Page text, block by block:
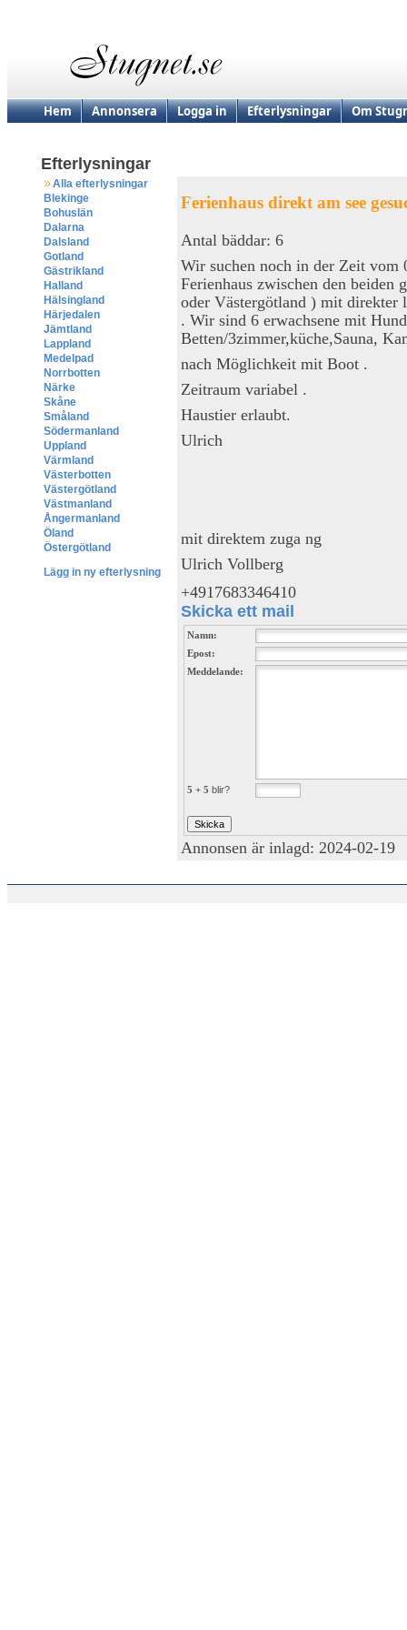
Hem Annonsera Logga in Efterlysningar Om
Efterlysningar
Alla efterlysningar
Blekinge
Bohuslän
Dalarna
Dalsland
Gotland
Gästrikland
Halland
Hälsingland
Härjedalen
Jämtland
Lappland
Medelpad
Norrbotten
Närke
Skåne
Småland
Södermanland
Uppland
Värmland
Västerbotten
Västergötland
Västmanland
Ångermanland
Öland
Östergötland
Lägg in ny efterlysning
Ferienhaus direkt am see
Antal bäddar: 6
Wir suchen noch in der Zeit vom
Ferienhaus zwischen den beiden
oder Västergötland ) mit direkter
. Wir sind 6 erwachsene mit
Betten/3zimmer,küche,Sauna,
nach Möglichkeit mit Boot .
Zeitraum variabel .
Haustier erlaubt.
Ulrich
mit direktem zuga ng
Ulrich Vollberg
+4917683346410
Skicka ett mail
Namn:
Epost:
Meddelande:
5 + 5 blir?
Annonsen är inlagd: 2024-02-19